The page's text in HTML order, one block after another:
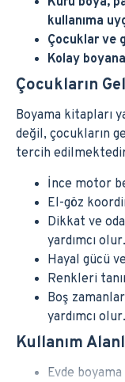
kullanıma
Çocuklar ve
Kolay
Çocukların
Boyama kitapları
değil, çocukların
tercih
İnce motor
El-göz
Dikkat ve
yardımcı olur.
Hayal gücü
Renkleri
Boş
yardımcı olur.
Kullanım
Evde